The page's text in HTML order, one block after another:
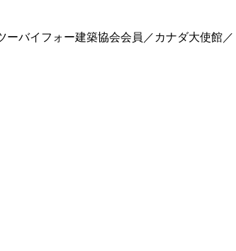
バイフォー建築協会会員／カナダ大使館